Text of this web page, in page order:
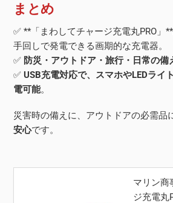
まとめ
✅ **「まわしてチャージ充電丸PRO」
手回しで発電できる画期的な充電器。
✅ 防災・アウトドア・旅行・日常の備
✅USB充電対応で、スマホやLEDライ
電可能。
災害時の備えに、アウトドアの必需品
安心です。
マリン商
ジ充電丸